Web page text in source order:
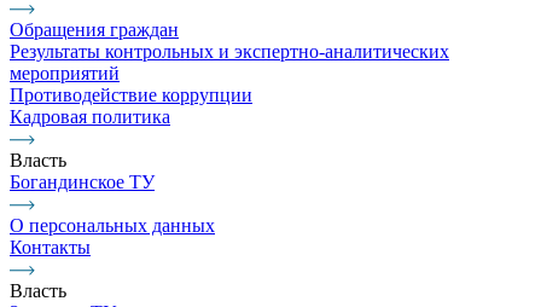
Обращения граждан
Результаты контрольных и экспертно-аналитических
мероприятий
Противодействие коррупции
Кадровая политика
Власть
Богандинское ТУ
О персональных данных
Контакты
Власть